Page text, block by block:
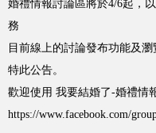
婚禮情報討論區將於4/6起，
務
目前線上的討論發布功能及
特此公告。
歡迎使用 我要結婚了-婚禮情
https://www.facebook.com/